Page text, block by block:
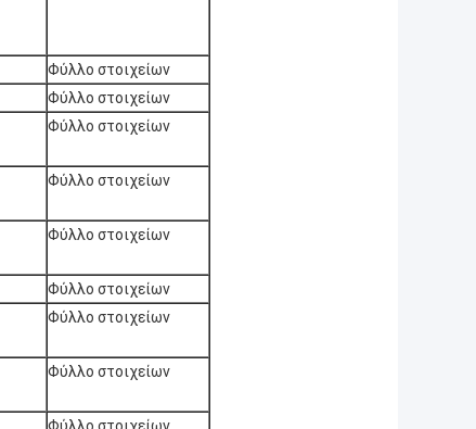
Φύλλο στοιχείων
Φύλλο στοιχείων
Φύλλο στοιχείων
Φύλλο στοιχείων
Φύλλο στοιχείων
Φύλλο στοιχείων
Φύλλο στοιχείων
Φύλλο στοιχείων